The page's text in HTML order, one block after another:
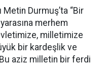
Metin Durmuş’ta “Bir
merhem
milletimize
bir kardeşlik ve
aziz milletin bir ferdi